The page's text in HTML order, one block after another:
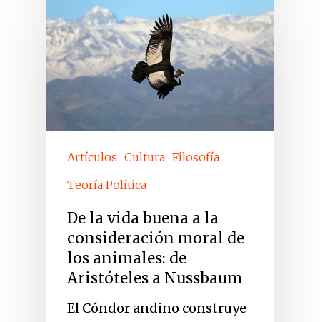
Artículos Cultura Filosofía
Teoría Política
De la vida buena a la
consideración moral de
los animales: de
Aristóteles a Nussbaum
El Cóndor andino construye